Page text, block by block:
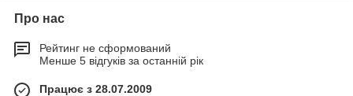
Про нас
Рейтинг не сформований
Менше 5 відгуків за останній рік
Працює з 28.07.2009